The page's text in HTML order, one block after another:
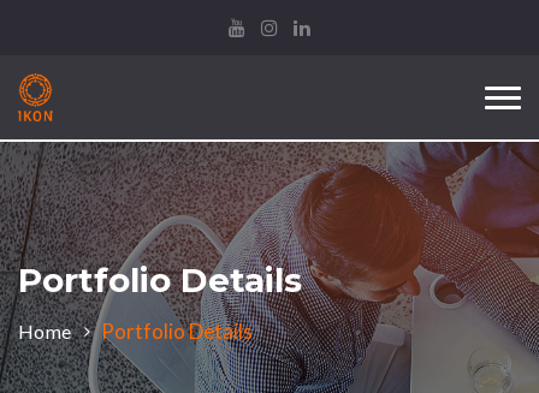
Portfolio Details
Home Portfolio Details